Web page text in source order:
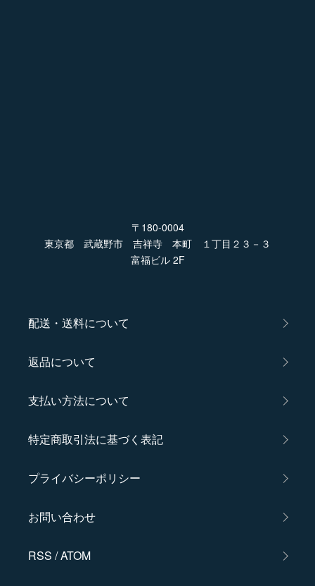
〒180-0004
東京都 武蔵野市 吉祥寺 本町 １丁目２３－３
富福ビル 2F
配送・送料について
返品について
支払い方法について
特定商取引法に基づく表記
プライバシーポリシー
お問い合わせ
RSS /ATOM